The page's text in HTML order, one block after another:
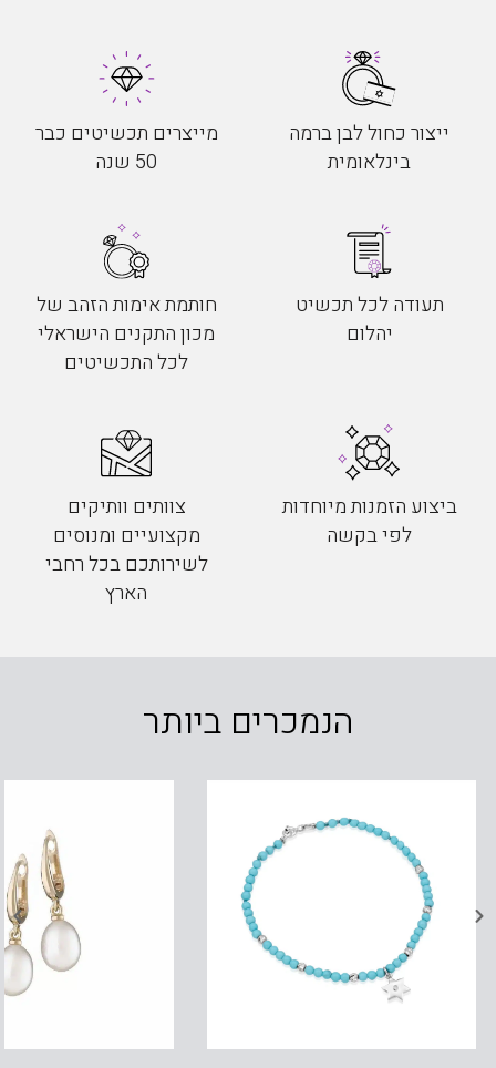
ייצור כחול לבן ברמה
בינלאומית
מייצרים תכשיטים כבר
50 שנה
תעודה לכל תכשיט
יהלום
חותמת אימות הזהב של
מכון התקנים הישראלי
לכל התכשיטים
ביצוע הזמנות מיוחדות
לפי בקשה
צוותים וותיקים
מקצועיים ומנוסים
לשירותכם בכל רחבי
הארץ
הנמכרים ביותר